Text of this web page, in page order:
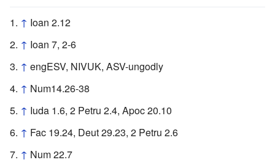
↑ Ioan 2.12
↑ Ioan 7, 2-6
↑ engESV, NIVUK, ASV-ungodly
↑ Num14.26-38
↑ Iuda 1.6, 2 Petru 2.4, Apoc 20.10
↑ Fac 19.24, Deut 29.23, 2 Petru 2.6
↑ Num 22.7